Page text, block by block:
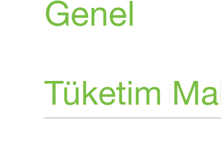
Genel
Tüketim